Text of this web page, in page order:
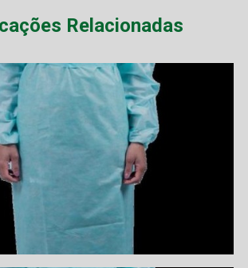
Relacionadas